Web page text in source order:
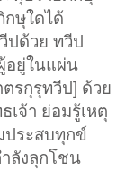
ษุใดได้
ปด้วย ทวีป
อยู่ในแผ่น
รกุรุทวีป] ด้วย
เจ้า ย่อมรู้เหตุ
ระสบทุกข์
ลังลุกโชน